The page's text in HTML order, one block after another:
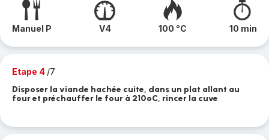
Manuel P V4 100 °C 10 min
Etape 4 /7
Disposer la viande hachée cuite, dans un plat allant au
four et préchauffer le four à 210ºC, rincer la cuve